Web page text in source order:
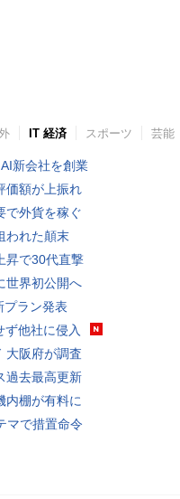
IT 経済 スポーツ 芸能
新会社を創業
価額が上振れ
で外貨を稼ぐ
われた顛末
昇で30代直撃
世界初公開へ
プラン発表
ず他社に侵入
大阪府が調査
過去最高更新
内棚が有料に
マで措置命令